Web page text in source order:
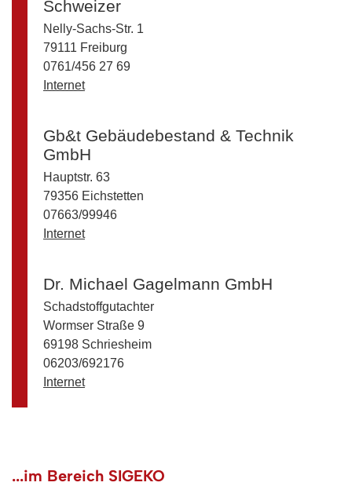
Schweizer
Nelly-Sachs-Str. 1
79111 Freiburg
0761/456 27 69
Internet
Gb&t Gebäudebestand & Technik
GmbH
Hauptstr. 63
79356 Eichstetten
07663/99946
Internet
Dr. Michael Gagelmann GmbH
Schadstoffgutachter
Wormser Straße 9
69198 Schriesheim
06203/692176
Internet
...im Bereich SIGEKO